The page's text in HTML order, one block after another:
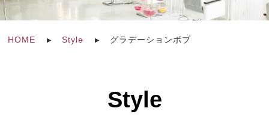
HOME Style グラデーションボブ
Style